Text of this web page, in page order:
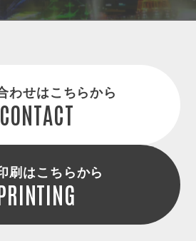
わせはこちらから
CONTACT
刷はこちらから